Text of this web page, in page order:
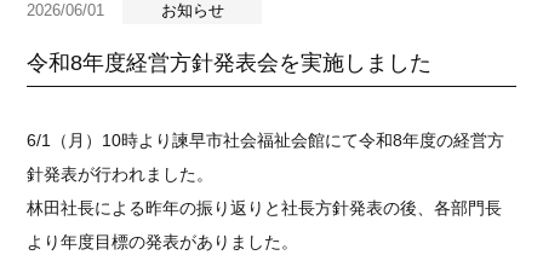
2026/06/01 お知らせ
令和8年度経営方針発表会を実施しました
6/1（月）10時より諫早市社会福祉会館にて令和8年度の経営方
針発表が行われました。
林田社長による昨年の振り返りと社長方針発表の後、各部門長
より年度目標の発表がありました。